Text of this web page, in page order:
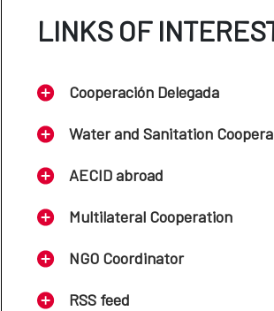
LINKS OF
Cooperación Delegada
Water and Sanitation
AECID abroad
Multilateral Cooperation
NGO Coordinator
RSS feed